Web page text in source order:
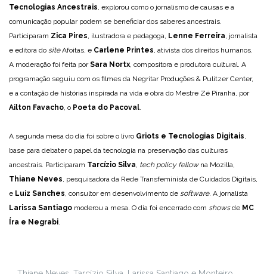
Tecnologias Ancestrais, explorou como o jornalismo de causas e a
comunicação popular podem se beneficiar dos saberes ancestrais.
Participaram Zica Pires, ilustradora e pedagoga, Lenne Ferreira, jornalista
e editora do siteAfoitas, e Carlene Printes, ativista dos direitos humanos.
A moderação foi feita porSara Nortx, compositora e produtora cultural. A
programação seguiu com os filmes da Negritar Produções & Pulitzer Center,
e a contação de histórias inspirada na vida e obra do Mestre Zé Piranha, por
Ailton Favacho, o Poeta do Pacoval.
A segunda mesa do dia foi sobre o livro Griots e Tecnologias Digitais,
base para debater o papel da tecnologia na preservação das culturas
ancestrais. Participaram Tarcízio Silva, tech policy fellowna Mozilla,
Thiane Neves, pesquisadora da Rede Transfeminista de Cuidados Digitais,
e Luiz Sanches, consultor em desenvolvimento de software. A jornalista
Larissa Santiago moderou a mesa. O dia foi encerrado com showsde MC
Íra e Negrabi.